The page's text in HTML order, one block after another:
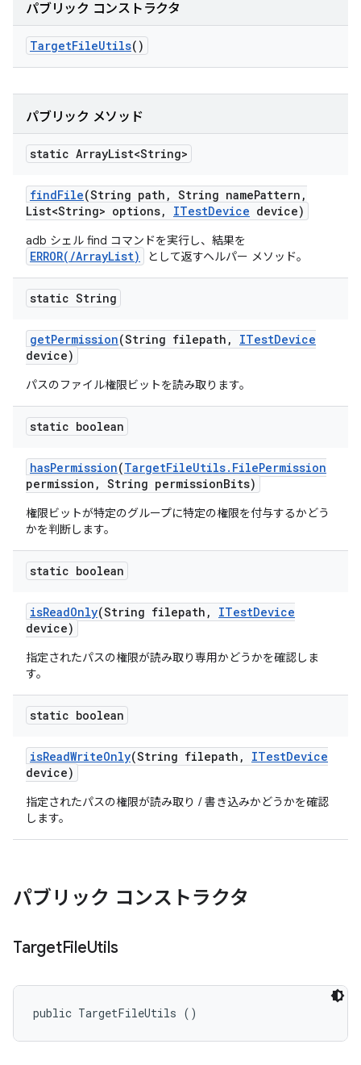
パブリック コンストラクタ
TargetFileUtils()
パブリック メソッド
static ArrayList<String>
findFile(String path , String namePattern ,
List<String> options, ITestDevice device)
adb シェル find コマンドを実行し、結果を
ERROR(/ArrayList) として返すヘルパー メソッド。
static String
getPermission(String filepath , ITestDevice
device)
パスのファイル権限ビットを読み取ります。
static boolean
hasPermission(TargetFileUtils. FilePermission
permission , String permissionBits)
権限ビットが特定のグループに特定の権限を付与するかどう
かを判断します。
static boolean
isReadOnly(String filepath , ITestDevice
device)
指定されたパスの権限が読み取り専用かどうかを確認しま
す。
static boolean
isReadWriteOnly(String filepath , ITestDevice
device)
指定されたパスの権限が読み取り / 書き込みかどうかを確認
します。
パブリック コンストラクタ
TargetFileUtils
public TargetFileUtils ()